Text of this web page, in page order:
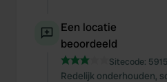
Een locatie
beoordeeld
Sitecode:
Redelijk onderhouden,